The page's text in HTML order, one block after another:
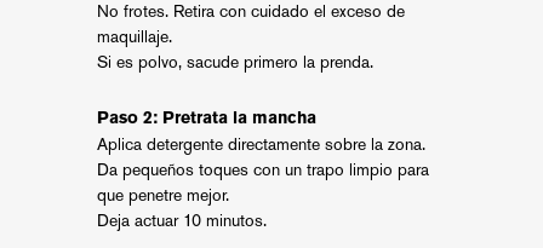
No frotes. Retira con cuidado el exceso de
maquillaje.
Si es polvo, sacude primero la prenda.
Paso 2: Pretrata la mancha
Aplica detergente directamente sobre la zona.
Da pequeños toques con un trapo limpio para
que penetre mejor.
Deja actuar 10 minutos.